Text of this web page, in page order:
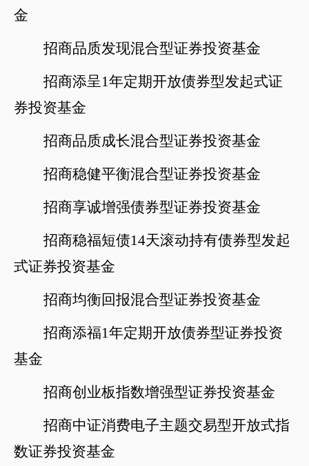
金
招商品质发现混合型证券投资基金
招商添呈1年定期开放债券型发起式证
券投资基金
招商品质成长混合型证券投资基金
招商稳健平衡混合型证券投资基金
招商享诚增强债券型证券投资基金
招商稳福短债14天滚动持有债券型发起
式证券投资基金
招商均衡回报混合型证券投资基金
招商添福1年定期开放债券型证券投资
基金
招商创业板指数增强型证券投资基金
招商中证消费电子主题交易型开放式指
数证券投资基金